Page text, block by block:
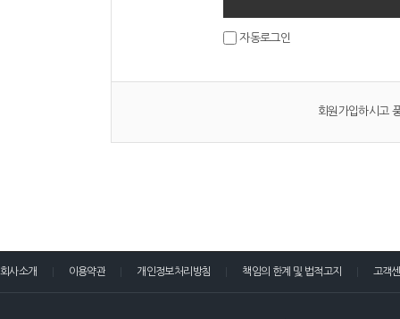
자동로그인
회원가입하시고
회사소개 이용약관 개인정보처리방침 책임의 한계 및 법적고지 고객